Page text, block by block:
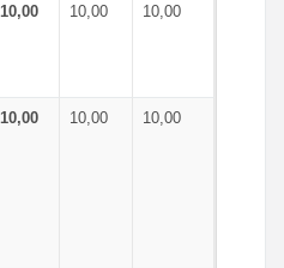
10,00 10,00 10,00
10,00 10,00 10,00